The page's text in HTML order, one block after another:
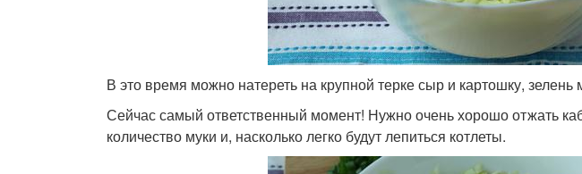
В это время можно натереть на крупной терке сыр и картошку, зелень
Сейчас самый ответственный момент! Нужно очень хорошо отжать
количество муки и, насколько легко будут лепиться котлеты.